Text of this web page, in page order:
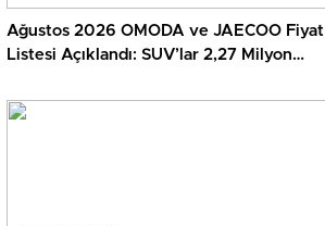
Ağustos 2026 OMODA ve JAECOO Fiyat
Listesi Açıklandı: SUV’lar 2,27 Milyon